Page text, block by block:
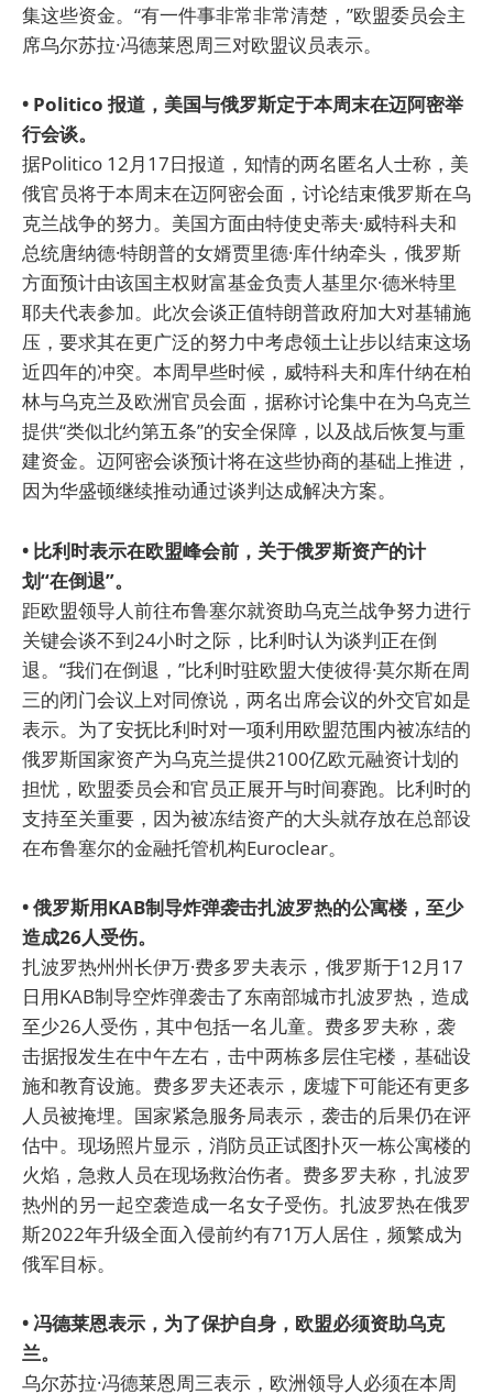
集这些资金。“有一件事非常非常清楚，”欧盟委员会主
席乌尔苏拉·冯德莱恩周三对欧盟议员表示。
• Politico 报道，美国与俄罗斯定于本周末在迈阿密举
行会谈。
据Politico 12月17日报道，知情的两名匿名人士称，美
俄官员将于本周末在迈阿密会面，讨论结束俄罗斯在乌
克兰战争的努力。美国方面由特使史蒂夫·威特科夫和
总统唐纳德·特朗普的女婿贾里德·库什纳牵头，俄罗斯
方面预计由该国主权财富基金负责人基里尔·德米特里
耶夫代表参加。此次会谈正值特朗普政府加大对基辅施
压，要求其在更广泛的努力中考虑领土让步以结束这场
近四年的冲突。本周早些时候，威特科夫和库什纳在柏
林与乌克兰及欧洲官员会面，据称讨论集中在为乌克兰
提供“类似北约第五条”的安全保障，以及战后恢复与重
建资金。迈阿密会谈预计将在这些协商的基础上推进，
因为华盛顿继续推动通过谈判达成解决方案。
• 比利时表示在欧盟峰会前，关于俄罗斯资产的计
划“在倒退”。
距欧盟领导人前往布鲁塞尔就资助乌克兰战争努力进行
关键会谈不到24小时之际，比利时认为谈判正在倒
退。“我们在倒退，”比利时驻欧盟大使彼得·莫尔斯在周
三的闭门会议上对同僚说，两名出席会议的外交官如是
表示。为了安抚比利时对一项利用欧盟范围内被冻结的
俄罗斯国家资产为乌克兰提供2100亿欧元融资计划的
担忧，欧盟委员会和官员正展开与时间赛跑。比利时的
支持至关重要，因为被冻结资产的大头就存放在总部设
在布鲁塞尔的金融托管机构Euroclear。
• 俄罗斯用KAB制导炸弹袭击扎波罗热的公寓楼，至少
造成26人受伤。
扎波罗热州州长伊万·费多罗夫表示，俄罗斯于12月17
日用KAB制导空炸弹袭击了东南部城市扎波罗热，造成
至少26人受伤，其中包括一名儿童。费多罗夫称，袭
击据报发生在中午左右，击中两栋多层住宅楼，基础设
施和教育设施。费多罗夫还表示，废墟下可能还有更多
人员被掩埋。国家紧急服务局表示，袭击的后果仍在评
估中。现场照片显示，消防员正试图扑灭一栋公寓楼的
火焰，急救人员在现场救治伤者。费多罗夫称，扎波罗
热州的另一起空袭造成一名女子受伤。扎波罗热在俄罗
斯2022年升级全面入侵前约有71万人居住，频繁成为
俄军目标。
• 冯德莱恩表示，为了保护自身，欧盟必须资助乌克
兰。
乌尔苏拉·冯德莱恩周三表示，欧洲领导人必须在本周